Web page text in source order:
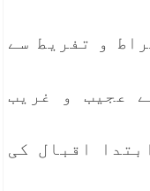
و تفریط سے
عجیب و غریب
اقبال کی